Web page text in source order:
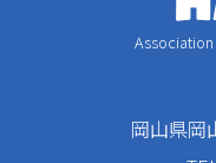
岡山県岡